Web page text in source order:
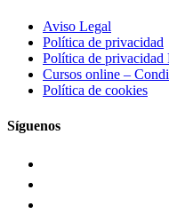
Aviso Legal
Política de privacidad
Política de privacidad
Cursos online –
Política de cookies
Síguenos